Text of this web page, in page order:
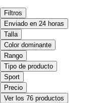
Filtros
Enviado en 24 horas
Talla
Color dominante
Rango
Tipo de producto
Sport
Precio
Ver los 76 productos